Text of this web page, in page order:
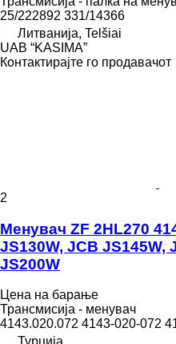
25/222892 331/14366
Литванија, Telšiai
UAB “KASIMA”
Контактирајте го продавачот
2
Менувач ZF 2HL270
JS130W, JCB JS145W,
JS200W
Цена на барање
Трансмисија - менувач
4143.020.072 4143-020-072